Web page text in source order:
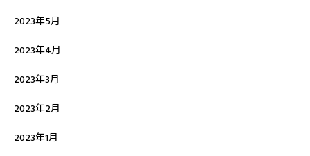
2023年5月
2023年4月
2023年3月
2023年2月
2023年1月